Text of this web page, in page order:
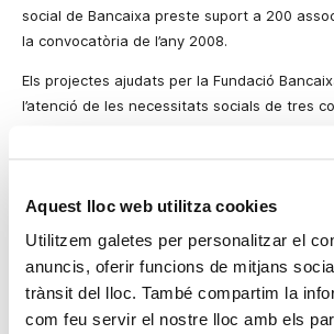
Aquest lloc web utilitza cookies
Utilitzem galetes per personalitzar el
anuncis, oferir funcions de mitjans
trànsit del lloc. També compartim la
com feu servir el nostre lloc amb els
social de Bancaixa preste suport a 200
la convocatòria de l’any 2008.
Els projectes ajudats per la Fundació
l’atenció de les necessitats socials de tres
risc social, població reclusa, persones amb
de violència de gènere, minories, etc.).
L’import mitjà de les ajudes concedides
convocatòria ara tancada els 4.000 euros
increment del 33% respecte a l’any anterior.